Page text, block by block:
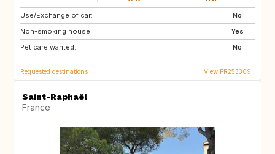
Use/Exchange of car:
No
Non-smoking house:
Yes
Pet care wanted:
No
VN
ID
JP
Requested destinations View FR253309
Saint-Raphaël
France